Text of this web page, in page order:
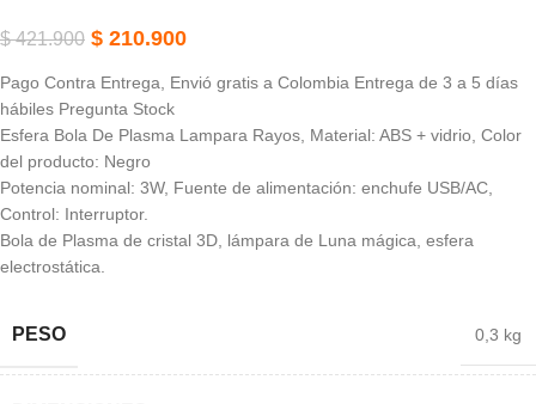
$421.900 $ 210.900
Pago Contra Entrega, Envió gratis a Colombia Entrega de 3 a 5 días
hábiles Pregunta Stock
Esfera Bola De Plasma Lampara Rayos, Material: ABS + vidrio, Color
del producto: Negro
Potencia nominal: 3W, Fuente de alimentación: enchufe USB/AC,
Control: Interruptor.
Bola de Plasma de cristal 3D, lámpara de Luna mágica, esfera
electrostática.
PESO 0,3 kg